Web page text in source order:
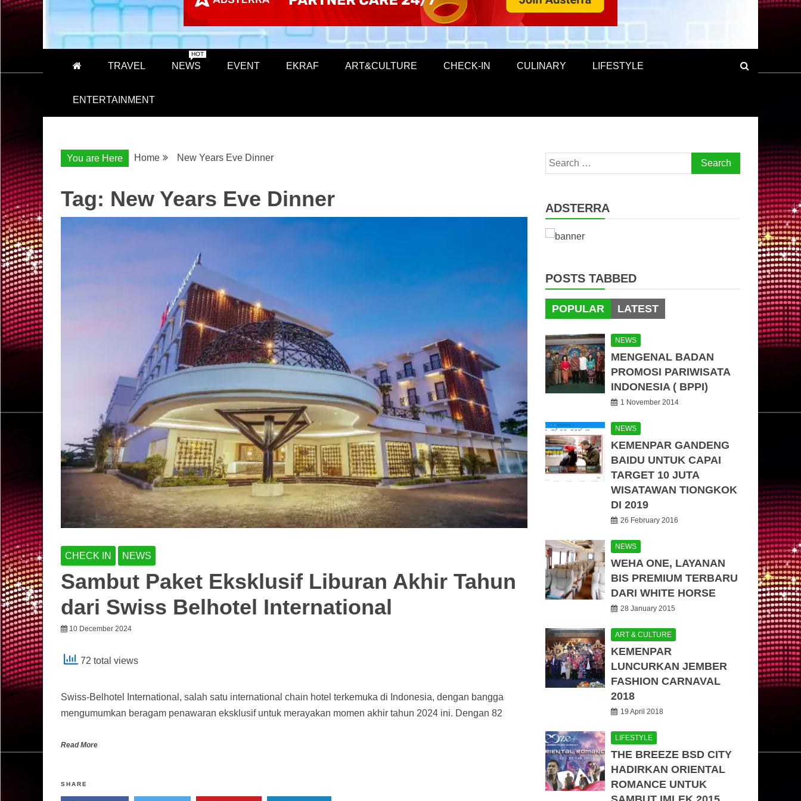
TRAVEL NEWS
HOT
EVENT EKRAF ART&CULTURE CHECK-IN CULINARY LIFESTYLE
ENTERTAINMENT
You are Here Home New Years Eve Dinner
Tag: New Years Eve Dinner
CHECK IN NEWS
Sambut Paket Eksklusif Liburan Akhir Tahun
dari Swiss Belhotel International
10 December 2024
72 total views
Swiss-Belhotel International, salah satu international chain hotel terkemuka di Indonesia, dengan bangga
mengumumkan beragam penawaran eksklusif untuk merayakan momen akhir tahun 2024 ini. Dengan 82
Read More
SHARE
Search
for:
ADSTERRA
POSTS TABBED
POPULAR LATEST
NEWS
MENGENAL BADAN
PROMOSI PARIWISATA
INDONESIA ( BPPI)
1 November 2014
NEWS
KEMENPAR GANDENG
BAIDU UNTUK CAPAI
TARGET 10 JUTA
WISATAWAN TIONGKOK
DI 2019
26 February 2016
NEWS
WEHA ONE, LAYANAN
BIS PREMIUM TERBARU
DARI WHITE HORSE
28 January 2015
ART & CULTURE
KEMENPAR
LUNCURKAN JEMBER
FASHION CARNAVAL
2018
19 April 2018
LIFESTYLE
THE BREEZE BSD CITY
HADIRKAN ORIENTAL
ROMANCE UNTUK